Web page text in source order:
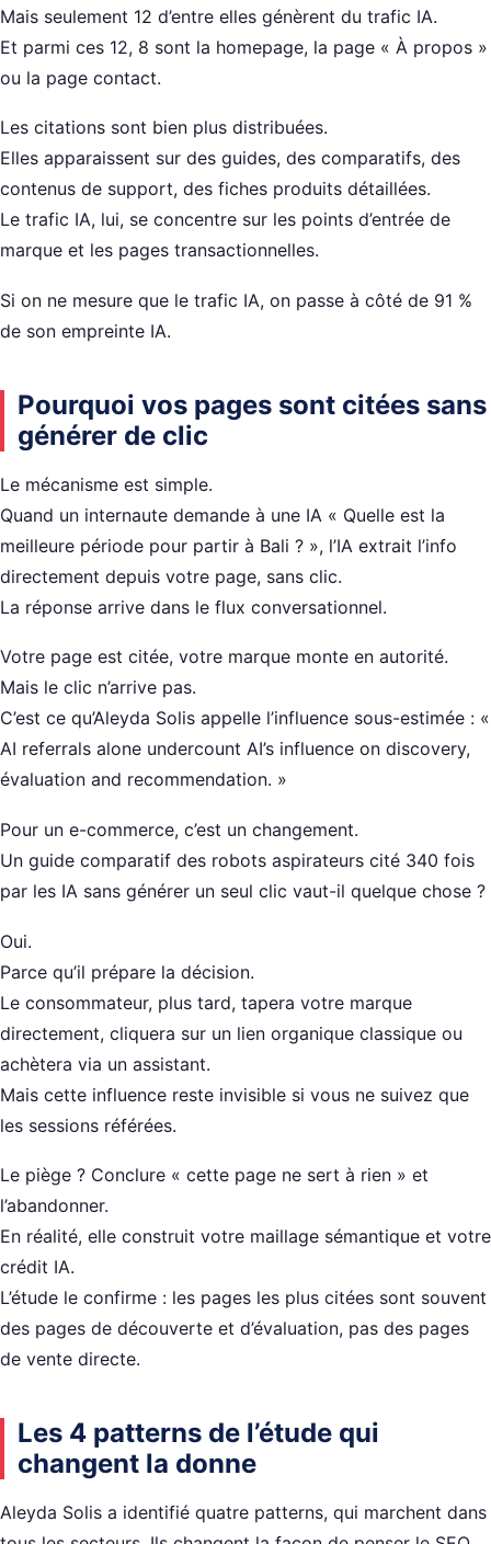
Mais seulement 12 d’entre elles génèrent du trafic IA.
Et parmi ces 12, 8 sont la homepage, la page « À propos »
ou la page contact.
Les citations sont bien plus distribuées.
Elles apparaissent sur des guides, des comparatifs, des
contenus de support, des fiches produits détaillées.
Le trafic IA, lui, se concentre sur les points d’entrée de
marque et les pages transactionnelles.
Si on ne mesure que le trafic IA, on passe à côté de 91 %
de son empreinte IA.
Pourquoi vos pages sont citées sans
générer de clic
Le mécanisme est simple.
Quand un internaute demande à une IA « Quelle est la
meilleure période pour partir à Bali ? », l’IA extrait l’info
directement depuis votre page, sans clic.
La réponse arrive dans le flux conversationnel.
Votre page est citée, votre marque monte en autorité.
Mais le clic n’arrive pas.
C’est ce qu’Aleyda Solis appelle l’influence sous-estimée : «
AI referrals alone undercount AI’s influence on discovery,
évaluation and recommendation. »
Pour un e-commerce, c’est un changement.
Un guide comparatif des robots aspirateurs cité 340 fois
par les IA sans générer un seul clic vaut-il quelque chose ?
Oui.
Parce qu’il prépare la décision.
Le consommateur, plus tard, tapera votre marque
directement, cliquera sur un lien organique classique ou
achètera via un assistant.
Mais cette influence reste invisible si vous ne suivez que
les sessions référées.
Le piège ? Conclure « cette page ne sert à rien » et
l’abandonner.
En réalité, elle construit votre maillage sémantique et votre
crédit IA.
L’étude le confirme : les pages les plus citées sont souvent
des pages de découverte et d’évaluation, pas des pages
de vente directe.
Les 4 patterns de l’étude qui
changent la donne
Aleyda Solis a identifié quatre patterns, qui marchent dans